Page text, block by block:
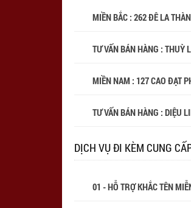
MIỀN BẮC : 262 ĐÊ LA
TƯ VẤN BÁN HÀNG : THUỲ
MIỀN NAM : 127 CAO ĐẠT
TƯ VẤN BÁN HÀNG : DIỆU
DỊCH VỤ ĐI KÈM CUNG
01 - HỖ TRỢ KHẮC TÊN